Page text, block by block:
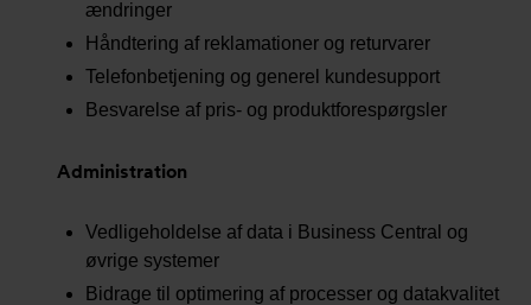
ændringer
Håndtering af reklamationer og returvarer
Telefonbetjening og generel kundesupport
Besvarelse af pris- og produktforespørgsler
Administration
Vedligeholdelse af data i Business Central og
øvrige systemer
Bidrage til optimering af processer og datakvalitet